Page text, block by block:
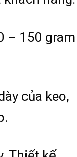
– 150 gram
của keo,